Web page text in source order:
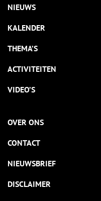
NIEUWS
KALENDER
THEMA’S
ACTIVITEITEN
VIDEO’S
OVER ONS
CONTACT
NIEUWSBRIEF
DISCLAIMER